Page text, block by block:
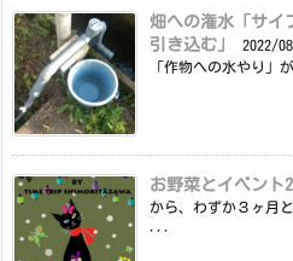
畑への潅水「サイ
引き込む」
2022/
「作物への水やり」
お野菜とイベント2
から、わずか３ヶ月